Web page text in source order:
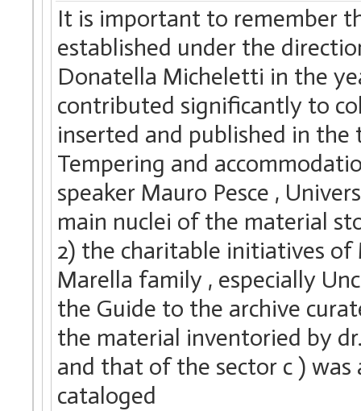
It is important to remember
established under the
Donatella Micheletti in the
contributed significantly to
inserted and published in the
Tempering and
speaker Mauro Pesce ,
main nuclei of the material
2) the charitable initiatives
Marella family , especially
the Guide to the archive
the material inventoried by
and that of the sector c )
cataloged